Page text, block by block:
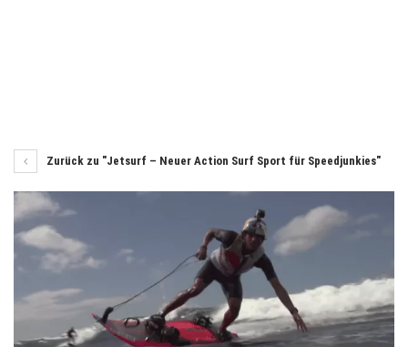
Zurück zu "Jetsurf – Neuer Action Surf Sport für Speedjunkies"